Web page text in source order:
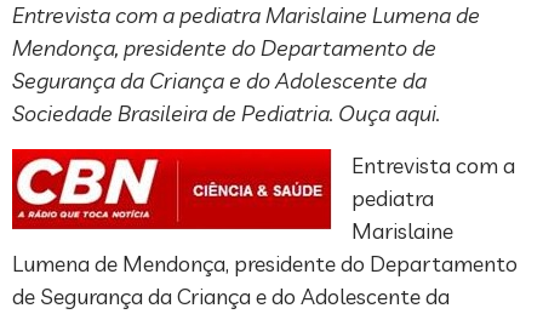
Entrevista com a pediatra Marislaine Lumena de
Mendonça, presidente do Departamento de
Segurança da Criança e do Adolescente da
Sociedade Brasileira de Pediatria. Ouça aqui.
Entrevista com a
pediatra
Marislaine
Lumena de Mendonça, presidente do Departamento
de Segurança da Criança e do Adolescente da